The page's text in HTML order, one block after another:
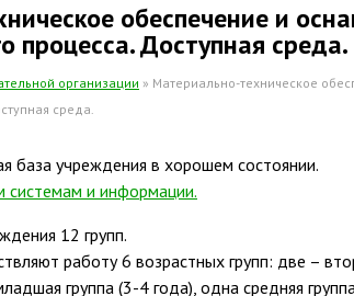
обеспечение и
процесса. Доступная среда.
организации » Материально-техническое
среда.
база учреждения в хорошем состоянии.
и информации.
12 групп.
работу 6 возрастных групп: две –
группа (3-4 года), одна средняя